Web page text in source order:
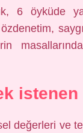
6 öyküde
değerleri ve